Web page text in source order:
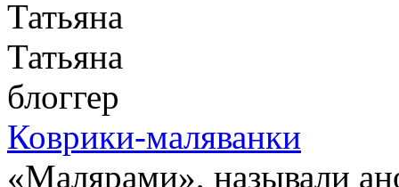
Татьяна
блоггер
Коврики-маляванки
«Малярами», называли